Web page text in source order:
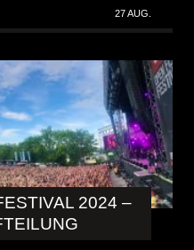
27 AUG.
2024 –